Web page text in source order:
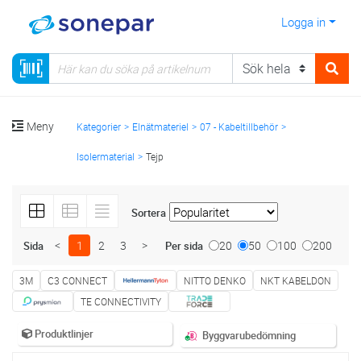
Logga in
Meny Kategorier Elnätmateriel 07 - Kabeltillbehör
Isolermaterial Tejp
Sortera
Sida < 1 2 3 > Per sida 20 50 100 200
3M C3 CONNECT NITTO DENKO
NKT KABELDON
TE CONNECTIVITY
Produktlinjer Byggvarubedömning